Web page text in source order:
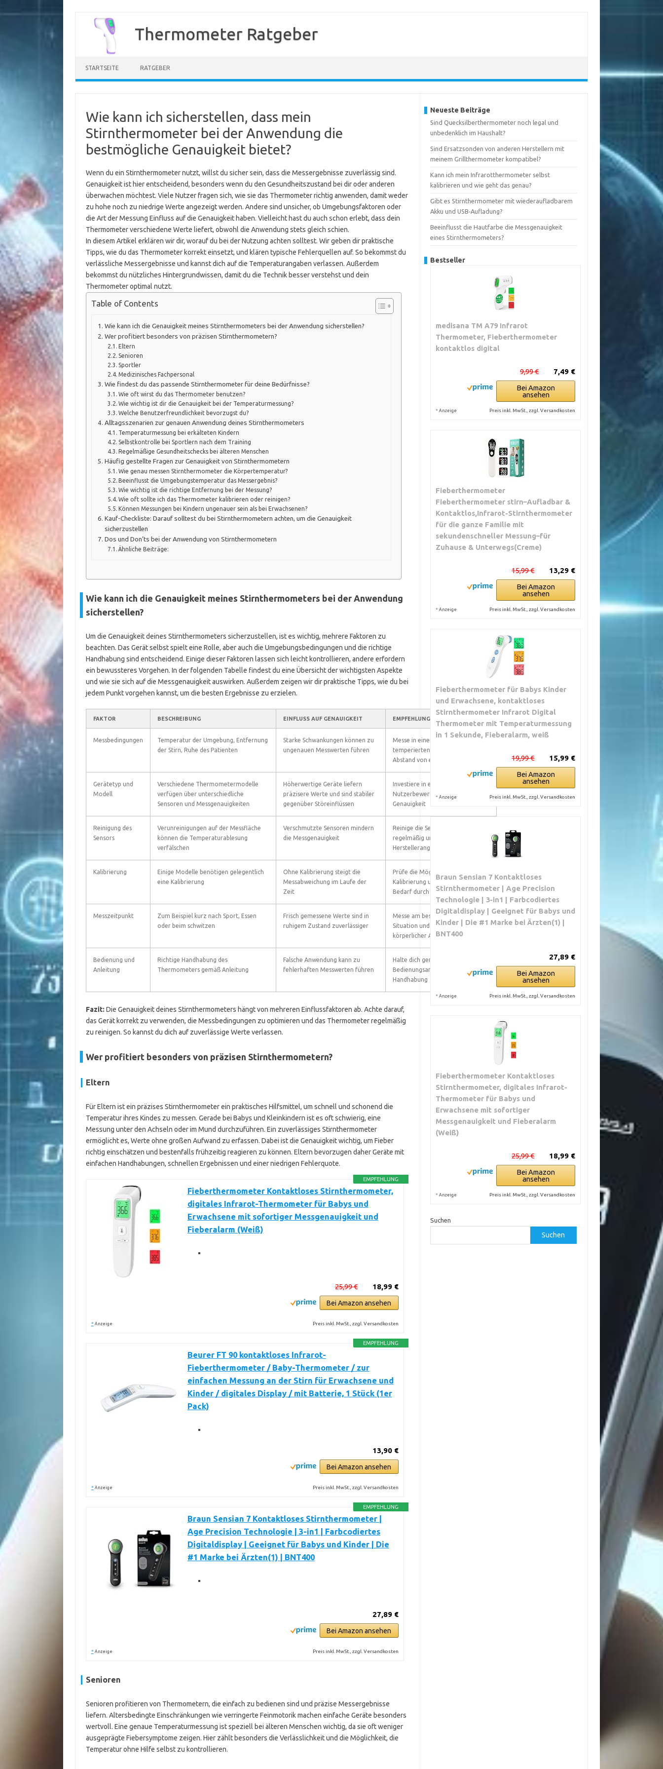
springen
Thermometer Ratgeber
STARTSEITE RATGEBER
Wie kann ich sicherstellen, dass mein
Stirnthermometer bei der Anwendung die
bestmögliche Genauigkeit bietet?
Wenn du ein Stirnthermometer nutzt, willst du sicher sein, dass die Messergebnisse zuverlässig sind.
Genauigkeit ist hier entscheidend, besonders wenn du den Gesundheitszustand bei dir oder anderen
überwachen möchtest. Viele Nutzer fragen sich, wie sie das Thermometer richtig anwenden, damit weder
zu hohe noch zu niedrige Werte angezeigt werden. Andere sind unsicher, ob Umgebungsfaktoren oder
die Art der Messung Einfluss auf die Genauigkeit haben. Vielleicht hast du auch schon erlebt, dass dein
Thermometer verschiedene Werte liefert, obwohl die Anwendung stets gleich schien.
In diesem Artikel erklären wir dir, worauf du bei der Nutzung achten solltest. Wir geben dir praktische
Tipps, wie du das Thermometer korrekt einsetzt, und klären typische Fehlerquellen auf. So bekommst du
verlässliche Messergebnisse und kannst dich auf die Temperaturangaben verlassen. Außerdem
bekommst du nützliches Hintergrundwissen, damit du die Technik besser verstehst und dein
Thermometer optimal nutzt.
Table of Contents
Wie kann ich die Genauigkeit meines Stirnthermometers bei der Anwendung sicherstellen?
Wer profitiert besonders von präzisen Stirnthermometern?
Eltern
Senioren
Sportler
Medizinisches Fachpersonal
Wie findest du das passende Stirnthermometer für deine Bedürfnisse?
Wie oft wirst du das Thermometer benutzen?
Wie wichtig ist dir die Genauigkeit bei der Temperaturmessung?
Welche Benutzerfreundlichkeit bevorzugst du?
Alltagsszenarien zur genauen Anwendung deines Stirnthermometers
Temperaturmessung bei erkälteten Kindern
Selbstkontrolle bei Sportlern nach dem Training
Regelmäßige Gesundheitschecks bei älteren Menschen
Häufig gestellte Fragen zur Genauigkeit von Stirnthermometern
Wie genau messen Stirnthermometer die Körpertemperatur?
Beeinflusst die Umgebungstemperatur das Messergebnis?
Wie wichtig ist die richtige Entfernung bei der Messung?
Wie oft sollte ich das Thermometer kalibrieren oder reinigen?
Können Messungen bei Kindern ungenauer sein als bei Erwachsenen?
Kauf-Checkliste: Darauf solltest du bei Stirnthermometern achten, um die Genauigkeit
sicherzustellen
Dos und Don’ts bei der Anwendung von Stirnthermometern
Ähnliche Beiträge:
Wie kann ich die Genauigkeit meines Stirnthermometers bei der Anwendung
sicherstellen?
Um die Genauigkeit deines Stirnthermometers sicherzustellen, ist es wichtig, mehrere Faktoren zu
beachten. Das Gerät selbst spielt eine Rolle, aber auch die Umgebungsbedingungen und die richtige
Handhabung sind entscheidend. Einige dieser Faktoren lassen sich leicht kontrollieren, andere erfordern
ein bewussteres Vorgehen. In der folgenden Tabelle findest du eine Übersicht der wichtigsten Aspekte
und wie sie sich auf die Messgenauigkeit auswirken. Außerdem zeigen wir dir praktische Tipps, wie du bei
jedem Punkt vorgehen kannst, um die besten Ergebnisse zu erzielen.
FAKTOR BESCHREIBUNG EINFLUSS AUF GENAUIGKEIT EMPFEHLUNG
Messbedingungen
Temperatur der Umgebung, Entfernung
der Stirn, Ruhe des Patienten
Starke Schwankungen können zu
ungenauen Messwerten führen
Messe in einem ruhigen,
temperierten Raum; halte einen
Abstand von etwa 3 bis 5 cm ein
Gerätetyp und
Modell
Verschiedene Thermometermodelle
verfügen über unterschiedliche
Sensoren und Messgenauigkeiten
Höherwertige Geräte liefern
präzisere Werte und sind stabiler
gegenüber Störeinflüssen
Investiere in ein Modell mit guter
Nutzerbewertung und verifizierter
Genauigkeit
Reinigung des
Sensors
Verunreinigungen auf der Messfläche
können die Temperaturablesung
verfälschen
Verschmutzte Sensoren mindern
die Messgenauigkeit
Reinige die Sensorfläche
regelmäßig und vorsichtig nach
Herstellerangaben
Kalibrierung
Einige Modelle benötigen gelegentlich
eine Kalibrierung
Ohne Kalibrierung steigt die
Messabweichung im Laufe der
Zeit
Prüfe die Möglichkeit einer
Kalibrierung und führe sie bei
Bedarf durch
Messzeitpunkt
Zum Beispiel kurz nach Sport, Essen
oder beim schwitzen
Frisch gemessene Werte sind in
ruhigem Zustand zuverlässiger
Messe am besten in entspannter
Situation und nicht direkt nach
körperlicher Aktivität
Bedienung und
Anleitung
Richtige Handhabung des
Thermometers gemäß Anleitung
Falsche Anwendung kann zu
fehlerhaften Messwerten führen
Halte dich genau an die
Bedienungsanleitung und übe die
Handhabung
Fazit: Die Genauigkeit deines Stirnthermometers hängt von mehreren Einflussfaktoren ab. Achte darauf,
das Gerät korrekt zu verwenden, die Messbedingungen zu optimieren und das Thermometer regelmäßig
zu reinigen. So kannst du dich auf zuverlässige Werte verlassen.
Wer profitiert besonders von präzisen Stirnthermometern?
Eltern
Für Eltern ist ein präzises Stirnthermometer ein praktisches Hilfsmittel, um schnell und schonend die
Temperatur ihres Kindes zu messen. Gerade bei Babys und Kleinkindern ist es oft schwierig, eine
Messung unter den Achseln oder im Mund durchzuführen. Ein zuverlässiges Stirnthermometer
ermöglicht es, Werte ohne großen Aufwand zu erfassen. Dabei ist die Genauigkeit wichtig, um Fieber
richtig einschätzen und bestenfalls frühzeitig reagieren zu können. Eltern bevorzugen daher Geräte mit
einfachen Handhabungen, schnellen Ergebnissen und einer niedrigen Fehlerquote.
EMPFEHLUNG
Fieberthermometer Kontaktloses Stirnthermometer,
digitales Infrarot-Thermometer für Babys und
Erwachsene mit sofortiger Messgenauigkeit und
Fieberalarm (Weiß)
18,99 €
25,99 €
Bei Amazon ansehen
* Anzeige Preis inkl. MwSt., zzgl. Versandkosten
EMPFEHLUNG
Beurer FT 90 kontaktloses Infrarot-
Fieberthermometer / Baby-Thermometer / zur
einfachen Messung an der Stirn für Erwachsene und
Kinder / digitales Display / mit Batterie, 1 Stück (1er
Pack)
13,90 €
Bei Amazon ansehen
* Anzeige Preis inkl. MwSt., zzgl. Versandkosten
EMPFEHLUNG
Braun Sensian 7 Kontaktloses Stirnthermometer |
Age Precision Technologie | 3-in1 | Farbcodiertes
Digitaldisplay | Geeignet für Babys und Kinder | Die
#1 Marke bei Ärzten(1) | BNT400
27,89 €
Bei Amazon ansehen
* Anzeige Preis inkl. MwSt., zzgl. Versandkosten
Senioren
Senioren profitieren von Thermometern, die einfach zu bedienen sind und präzise Messergebnisse
liefern. Altersbedingte Einschränkungen wie verringerte Feinmotorik machen einfache Geräte besonders
wertvoll. Eine genaue Temperaturmessung ist speziell bei älteren Menschen wichtig, da sie oft weniger
ausgeprägte Fiebersymptome zeigen. Hier zählt besonders die Verlässlichkeit und die Möglichkeit, die
Temperatur ohne Hilfe selbst zu kontrollieren.
Neueste Beiträge
Sind Quecksilberthermometer noch legal und
unbedenklich im Haushalt?
Sind Ersatzsonden von anderen Herstellern mit
meinem Grillthermometer kompatibel?
Kann ich mein Infrarotthermometer selbst
kalibrieren und wie geht das genau?
Gibt es Stirnthermometer mit wiederaufladbarem
Akku und USB‑Aufladung?
Beeinflusst die Hautfarbe die Messgenauigkeit
eines Stirnthermometers?
Bestseller
medisana TM A79 Infrarot
Thermometer, Fieberthermometer
kontaktlos digital
7,49 €
9,99 €
Bei Amazon
ansehen
* Anzeige Preis inkl. MwSt., zzgl. Versandkosten
Fieberthermometer
Fieberthermometer stirn–Aufladbar &
Kontaktlos,Infrarot-Stirnthermometer
für die ganze Familie mit
sekundenschneller Messung–für
Zuhause & Unterwegs(Creme)
13,29 €
15,99 €
Bei Amazon
ansehen
* Anzeige Preis inkl. MwSt., zzgl. Versandkosten
Fieberthermometer für Babys Kinder
und Erwachsene, kontaktloses
Stirnthermometer Infrarot Digital
Thermometer mit Temperaturmessung
in 1 Sekunde, Fieberalarm, weiß
15,99 €
19,99 €
Bei Amazon
ansehen
* Anzeige Preis inkl. MwSt., zzgl. Versandkosten
Braun Sensian 7 Kontaktloses
Stirnthermometer | Age Precision
Technologie | 3-in1 | Farbcodiertes
Digitaldisplay | Geeignet für Babys und
Kinder | Die #1 Marke bei Ärzten(1) |
BNT400
27,89 €
Bei Amazon
ansehen
* Anzeige Preis inkl. MwSt., zzgl. Versandkosten
Fieberthermometer Kontaktloses
Stirnthermometer, digitales Infrarot-
Thermometer für Babys und
Erwachsene mit sofortiger
Messgenauigkeit und Fieberalarm
(Weiß)
18,99 €
25,99 €
Bei Amazon
ansehen
* Anzeige Preis inkl. MwSt., zzgl. Versandkosten
Suchen
Suchen